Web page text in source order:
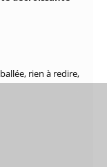
rien à redire,